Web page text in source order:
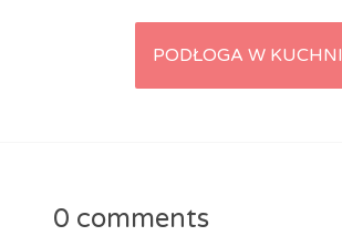
PODŁOGA W KUCHNI
0 comments